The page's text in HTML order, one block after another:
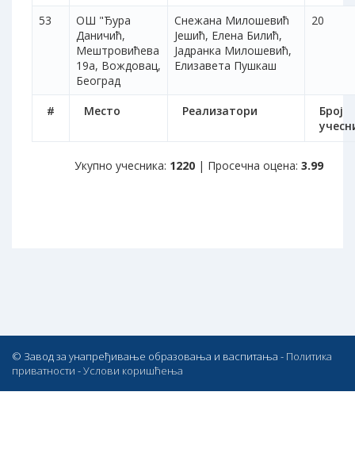
# Место Реализатори
Број
53
ОШ "Ђура
Даничић,
Мештровићева
19а, Вождовац,
Београд
Снежана Милошевић
Јешић, Елена Билић,
Јадранка Милошевић,
Елизавета Пушкаш
20
Укупно учесника: 1220 | Просечна оцена: 3.99
© Завод за унапређивање образовања и васпитања - Политика
приватности -Услови коришћења